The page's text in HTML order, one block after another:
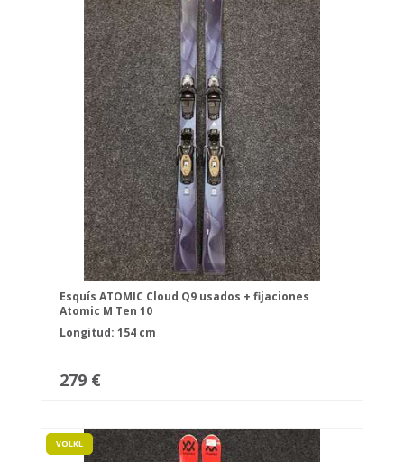
Esquís ATOMIC Cloud Q9 usados + fijaciones
Atomic M Ten 10
Longitud: 154 cm
279 €
VOLKL